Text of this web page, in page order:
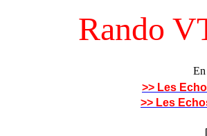
Rando
En
>> Les
>> Les